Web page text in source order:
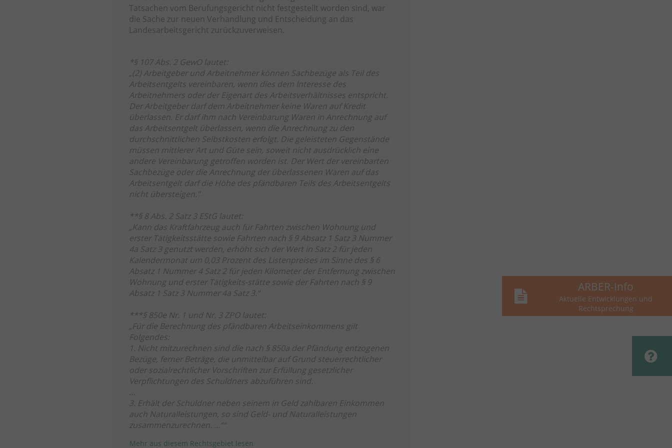
Tatsachen vom Berufungsgericht nicht festgestellt worden sind, war
die Sache zur neuen Verhandlung und Entscheidung an das
Landesarbeitsgericht zurückzuverweisen.
*§ 107 Abs. 2 GewO lautet:
„(2) Arbeitgeber und Arbeitnehmer können Sachbezüge als Teil des
Arbeitsentgelts vereinbaren, wenn dies dem Interesse des
Arbeitnehmers oder der Eigenart des Arbeitsverhältnisses entspricht.
Der Arbeitgeber darf dem Arbeitnehmer keine Waren auf Kredit
überlassen. Er darf ihm nach Vereinbarung Waren in Anrechnung auf
das Arbeitsentgelt überlassen, wenn die Anrechnung zu den
durchschnittlichen Selbstkosten erfolgt. Die geleisteten Gegenstände
müssen mittlerer Art und Güte sein, soweit nicht ausdrücklich eine
andere Vereinbarung getroffen worden ist. Der Wert der vereinbarten
Sachbezüge oder die Anrechnung der überlassenen Waren auf das
Arbeitsentgelt darf die Höhe des pfändbaren Teils des Arbeitsentgelts
nicht übersteigen."
**§ 8 Abs. 2 Satz 3 EStG lautet:
„Kann das Kraftfahrzeug auch für Fahrten zwischen Wohnung und
erster Tätigkeitsstätte sowie Fahrten nach § 9 Absatz 1 Satz 3 Nummer
4a Satz 3 genutzt werden, erhöht sich der Wert in Satz 2 für jeden
Kalendermonat um 0,03 Prozent des Listenpreises im Sinne des § 6
Absatz 1 Nummer 4 Satz 2 für jeden Kilometer der Entfernung zwischen
Wohnung und erster Tätigkeits-stätte sowie der Fahrten nach § 9
Absatz 1 Satz 3 Nummer 4a Satz 3.“
***§ 850e Nr. 1 und Nr. 3 ZPO lautet:
„Für die Berechnung des pfändbaren Arbeitseinkommens gilt
Folgendes:
1. Nicht mitzurechnen sind die nach § 850a der Pfändung entzogenen
Bezüge, ferner Beträge, die unmittelbar auf Grund steuerrechtlicher
oder sozialrechtlicher Vorschriften zur Erfüllung gesetzlicher
Verpflichtungen des Schuldners abzuführen sind.
…
3. Erhält der Schuldner neben seinem in Geld zahlbaren Einkommen
auch Naturalleistungen, so sind Geld- und Naturalleistungen
zusammenzurechnen. …““
Mehr aus diesem Rechtsgebiet lesen
ARBER-Info
Aktuelle Entwicklungen und
Rechtsprechung